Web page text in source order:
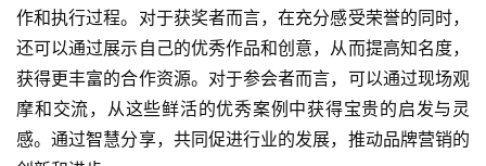
作和执行过程。对于获奖者而言，在充分感受荣誉的同时，
还可以通过展示自己的优秀作品和创意，从而提高知名度，
获得更丰富的合作资源。对于参会者而言，可以通过现场观
摩和交流，从这些鲜活的优秀案例中获得宝贵的启发与灵
感。通过智慧分享，共同促进行业的发展，推动品牌营销的